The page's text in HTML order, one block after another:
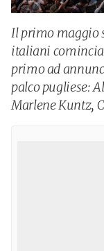
Il primo maggio
italiani
primo ad
palco pugliese:
Marlene Kuntz,